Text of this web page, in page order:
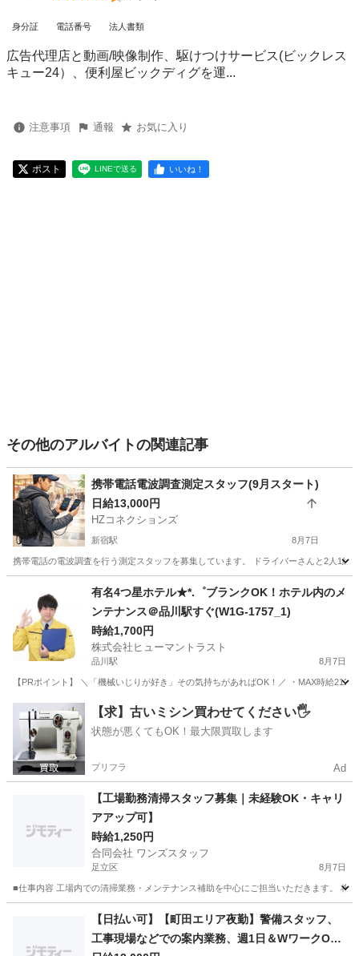
身分証 電話番号 法人書類
広告代理店と動画/映像制作、駆けつけサービス(ビックレス
キュー24）、便利屋ビックディグを運...
注意事項 通報 お気に入り
ポスト LINEで送る いいね！
その他のアルバイトの関連記事
携帯電話電波調査測定スタッフ(9月スタート)
日給13,000円
HZコネクションズ
新宿駅 8月7日
携帯電話の電波調査を行う測定スタッフを募集しています。 ドライバーさんと2人1
新宿駅 その他 電波
有名4つ星ホテル★*.゜ブランクOK！ホテル内のメ
ンテナンス＠品川駅すぐ(W1G-1757_1)
時給1,700円
株式会社ヒューマントラスト
品川駅 8月7日
【PRポイント】 ＼「機械いじりが好き」その気持ちがあればOK！／ ・MAX時給
東京 港区 品川駅 その他 スタッフ
【求】古いミシン買わせてください🖐️
状態が悪くてもOK！最大限買取します
プリフラ Ad
【工場勤務清掃スタッフ募集｜未経験OK・キャリ
アアップ可】
時給1,250円
合同会社 ワンズスタッフ
足立区 8月7日
■仕事内容 工場内での清掃業務・メンテナンス補助を中心にご担当いただきます。 将
その他 スタッフ
【日払い可】【町田エリア夜勤】警備スタッフ、
工事現場などでの案内業務、週1日＆WワークOK